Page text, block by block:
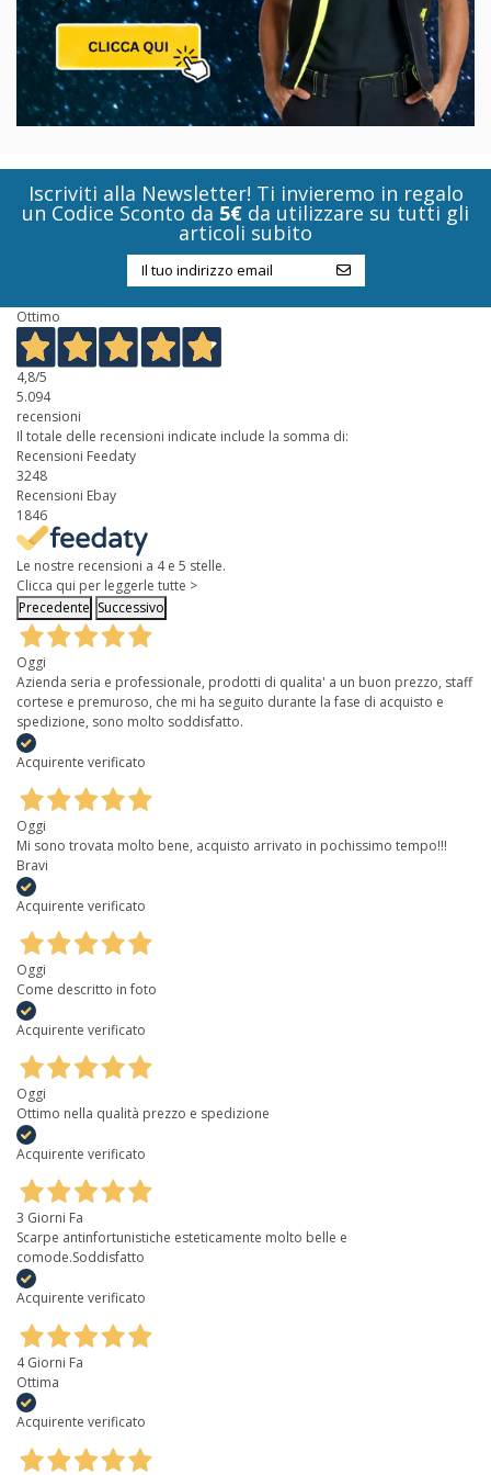
Iscriviti alla Newsletter! Ti invieremo in regalo
un Codice Sconto da 5€ da utilizzare su tutti gli
articoli subito
Ottimo
4,8/5
5.094
recensioni
Il totale delle recensioni indicate include la somma di:
Recensioni Feedaty
3248
Recensioni Ebay
1846
Le nostre recensioni a 4 e 5 stelle.
Clicca qui per leggerle tutte >
Precedente Successivo
Oggi
Azienda seria e professionale, prodotti di qualita' a un buon prezzo, staff
cortese e premuroso, che mi ha seguito durante la fase di acquisto e
spedizione, sono molto soddisfatto.
Acquirente verificato
Oggi
Mi sono trovata molto bene, acquisto arrivato in pochissimo tempo!!!
Bravi
Acquirente verificato
Oggi
Come descritto in foto
Acquirente verificato
Oggi
Ottimo nella qualità prezzo e spedizione
Acquirente verificato
3 Giorni Fa
Scarpe antinfortunistiche esteticamente molto belle e
comode.Soddisfatto
Acquirente verificato
4 Giorni Fa
Ottima
Acquirente verificato